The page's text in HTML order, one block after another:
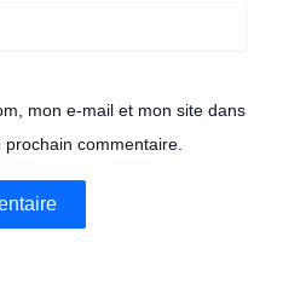
mon e-mail et mon site dans
commentaire.